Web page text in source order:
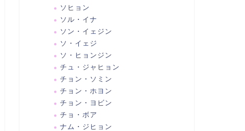
ソヒョン
ソル・イナ
ソン・イェジン
ソ・イェジ
ソ・ヒョンジン
チュ・ジャヒョン
チョン・ソミン
チョン・ホヨン
チョン・ヨビン
チョ・ボア
ナム・ジヒョン